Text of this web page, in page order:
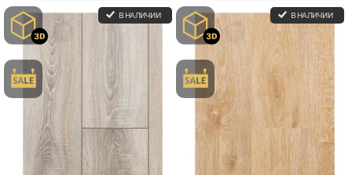
В НАЛИЧИИ В НАЛИЧИИ